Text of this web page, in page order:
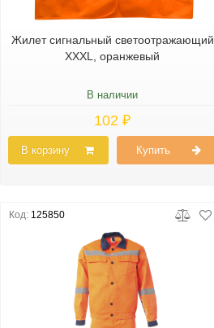
Жилет сигнальный светоотражающий
XXXL, оранжевый
В наличии
102 ₽
В корзину Купить
Код: 125850